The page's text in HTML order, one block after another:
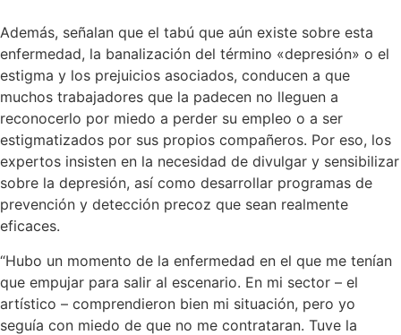
Además, señalan que el tabú que aún existe sobre esta
enfermedad, la banalización del término «depresión» o el
estigma y los prejuicios asociados, conducen a que
muchos trabajadores que la padecen no lleguen a
reconocerlo por miedo a perder su empleo o a ser
estigmatizados por sus propios compañeros. Por eso, los
expertos insisten en la necesidad de divulgar y sensibilizar
sobre la depresión, así como desarrollar programas de
prevención y detección precoz que sean realmente
eficaces.
“Hubo un momento de la enfermedad en el que me tenían
que empujar para salir al escenario. En mi sector – el
artístico – comprendieron bien mi situación, pero yo
seguía con miedo de que no me contrataran. Tuve la